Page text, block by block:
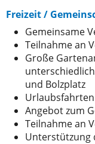
Freizeit /
Gemeinsame
Teilnahme an
Große
und Bolzplatz
Angebot zum
Teilnahme an
Unterstützung